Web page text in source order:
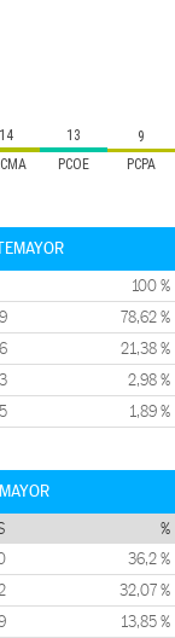
PCOE PCPA
14 13 9
100 %
78,62 %
21,38 %
2,98 %
1,89 %
%
36,2 %
32,07 %
13,85 %